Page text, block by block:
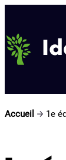
contenu
Accueil 1e